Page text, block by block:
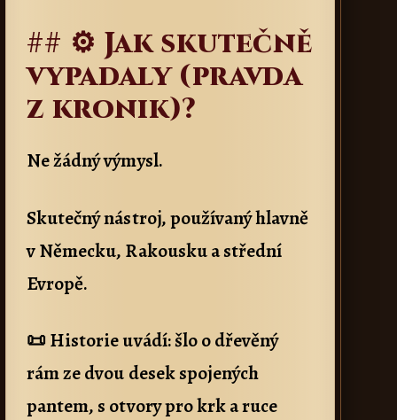
## ⚙️ Jak skutečně
vypadaly (pravda
z kronik)?
Ne žádný výmysl.
Skutečný nástroj, používaný hlavně
v Německu, Rakousku a střední
Evropě.
📜 Historie uvádí: šlo o dřevěný
rám ze dvou desek spojených
pantem, s otvory pro krk a ruce